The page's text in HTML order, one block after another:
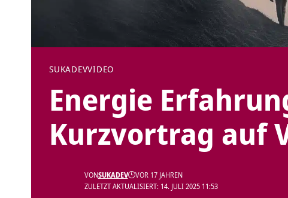
SUKADEVVIDEO
Energie
Kurzvortrag auf
ZULETZT AKTUALISIERT: 14. JULI 2025 11:53
VONSUKADEV VOR 17 JAHREN